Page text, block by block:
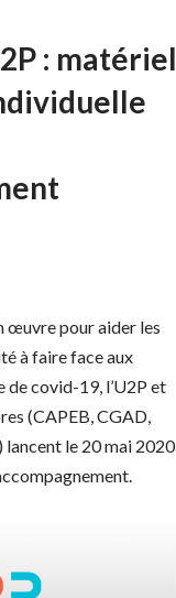
: matériel
œuvre pour aider les
à faire face aux
de covid-19, l’U2P et
(CAPEB, CGAD,
le 20 mai 2020